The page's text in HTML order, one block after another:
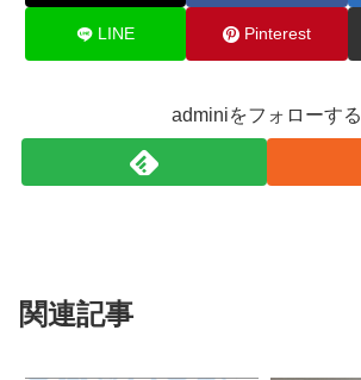
LINE Pinterest
adminiをフォローする
関連記事